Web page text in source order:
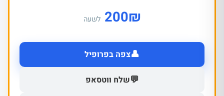
₪
200 לשעה
👤צפה בפרופיל
💬שלח ווטסאפ